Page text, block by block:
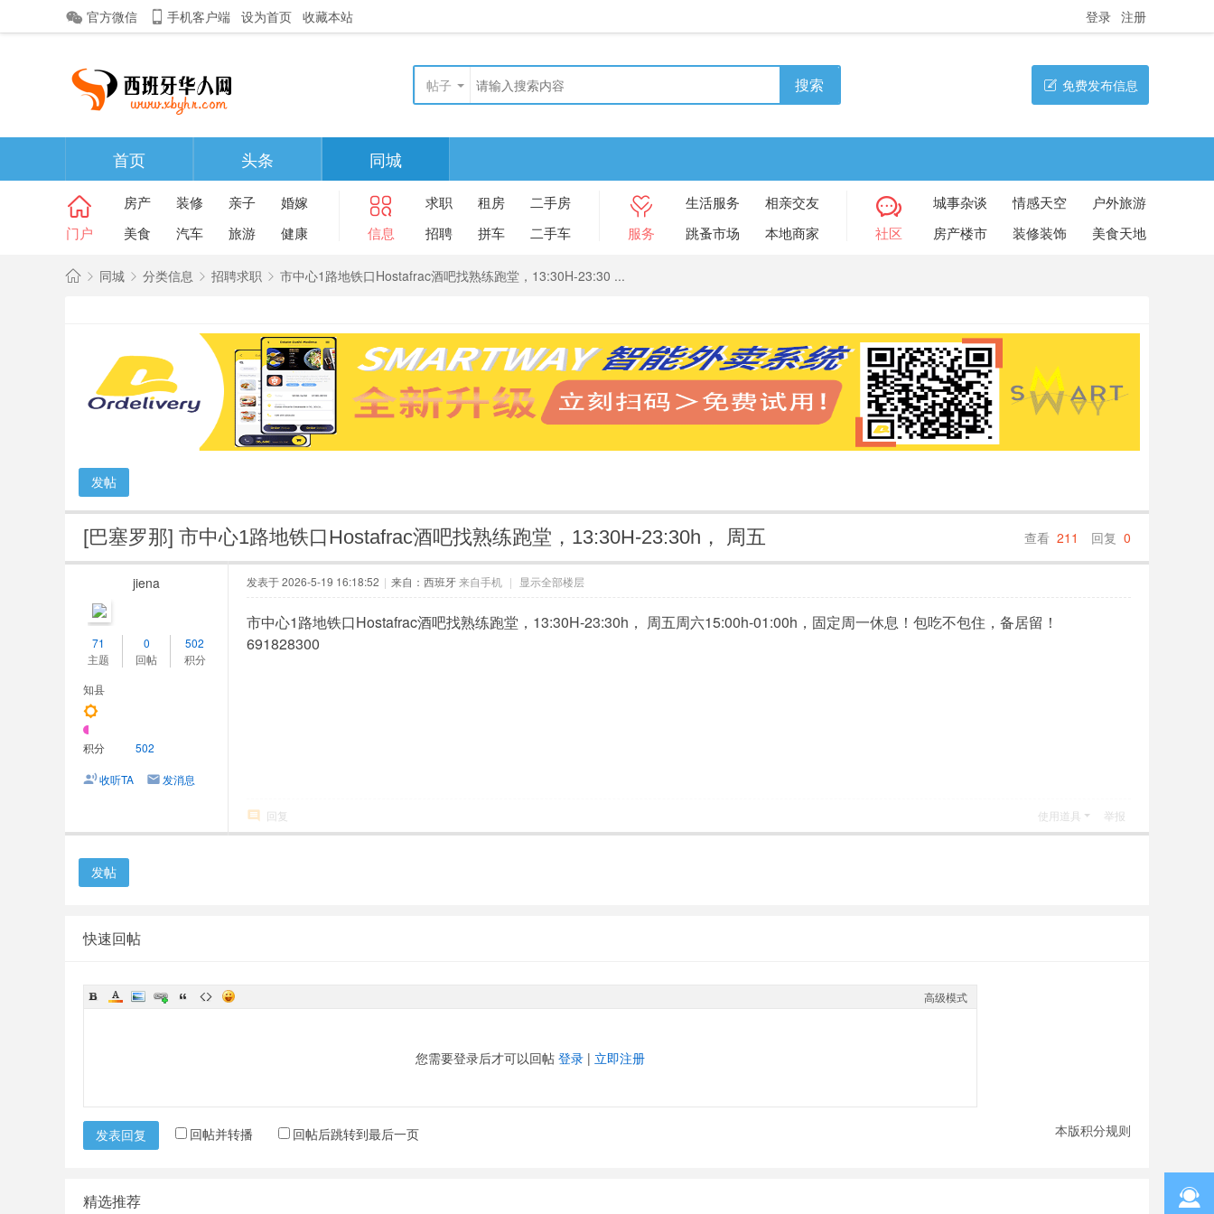
官方微信 手机客户端 设为首页 收藏本站 登录 注册
帖子 搜索 免费发布信息
首页 头条 同城
门户
房产 装修 亲子
婚嫁
美食
汽车 旅游 健康 信息
求职 租房
二手房
招聘
拼车 二手车 服务
生活服务
相亲交友
跳蚤市场
本地商家 社区
城事杂谈 情感天空
户外旅游
房产楼市
装修装饰 美食天地
同城
›
分类信息 招聘求职
›
市中心1路地铁口Hostafrac酒吧找熟练跑堂，13:30H-23:30 ...
发帖
查看 211 回复 0
[巴塞罗那] 市中心1路地铁口Hostafrac酒吧找熟练跑堂，13:30H-23:30h， 周五
jiena
71
主题
0
回帖
502
积分
知县
积分 502
收听TA 发消息
发表于 2026-5-19 16:18:52 | 来自：西班牙来自手机 | 显示全部楼层
市中心1路地铁口Hostafrac酒吧找熟练跑堂，13:30H-23:30h， 周五周六15:00h-01:00h，固定周一休息！包吃不包住，备居留！
691828300
回复 使用道具 举报
发帖
快速回帖
高级模式
您需要登录后才可以回帖 登录 | 立即注册
本版积分规则
发表回复 回帖并转播 回帖后跳转到最后一页
精选推荐